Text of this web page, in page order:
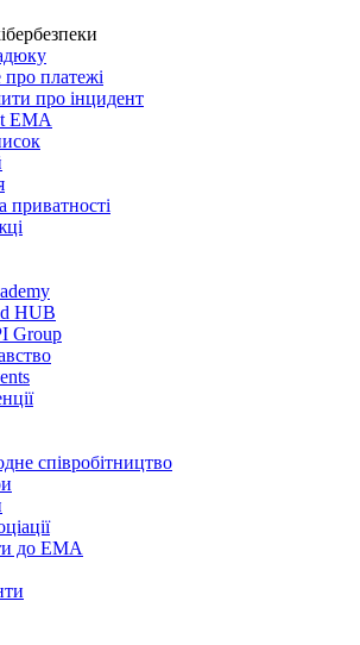
платежі
про інцидент
EMA
приватності
HUB
Group
співробітництво
до ЕМА